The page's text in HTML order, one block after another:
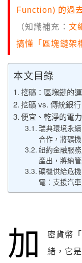
Function) 的過
（知識補充： 文
搞懂「區塊鏈架
本文目錄
挖礦：區塊鏈的
挖礦 vs. 傳統銀行
便宜、乾淨的電力
瑞典環境永
合作，將礦
紐約金融服
產出，將納
礦機供給危
電：支援汽
加
密貨幣
緒，它